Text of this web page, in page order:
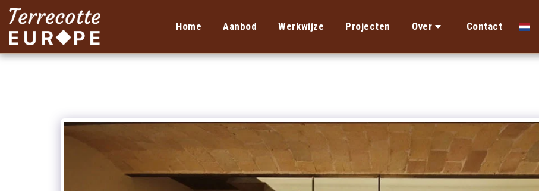
Home Aanbod Werkwijze Projecten Over Contact